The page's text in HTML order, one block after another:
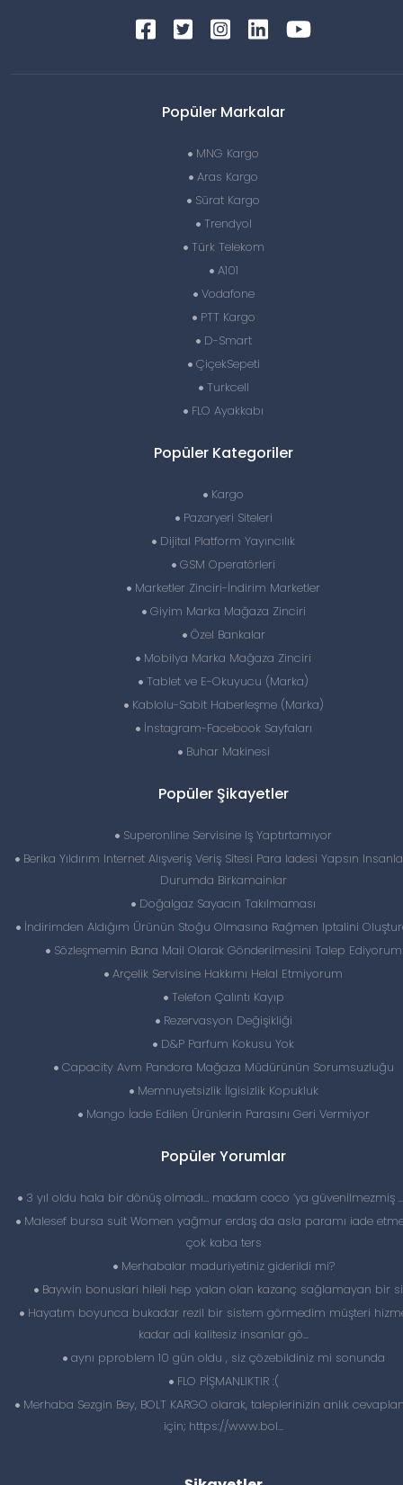
Popüler Markalar
MNG Kargo
Aras Kargo
Sürat Kargo
Trendyol
Türk Telekom
A101
Vodafone
PTT Kargo
D-Smart
ÇiçekSepeti
Turkcell
FLO Ayakkabı
Popüler Kategoriler
Kargo
Pazaryeri Siteleri
Dijital Platform Yayıncılık
GSM Operatörleri
Marketler Zinciri-İndirim Marketler
Giyim Marka Mağaza Zinciri
Özel Bankalar
Mobilya Marka Mağaza Zinciri
Tablet ve E-Okuyucu (Marka)
Kablolu-Sabit Haberleşme (Marka)
İnstagram-Facebook Sayfaları
Buhar Makinesi
Popüler Şikayetler
Superonline Servisine Iş Yaptırtamıyor
Berika Yıldırım Internet Alışveriş Veriş Sitesi Para Iadesi Yapsın
Durumda Birkamainlar
Doğalgaz Sayacın Takılmaması
İndirimden Aldığım Ürünün Stoğu Olmasına Rağmen Iptalini
Sözleşmemin Bana Mail Olarak Gönderilmesini Talep Ediyorum
Arçelik Servisine Hakkımı Helal Etmiyorum
Telefon Çalıntı Kayıp
Rezervasyon Değişikliği
D&P Parfum Kokusu Yok
Capacity Avm Pandora Mağaza Müdürünün Sorumsuzluğu
Memnuyetsizlik İlgisizlik Kopukluk
Mango İade Edilen Ürünlerin Parasını Geri Vermiyor
Popüler Yorumlar
3 yıl oldu hala bir dönüş olmadı… madam coco ‘ya güvenilmezmiş
Malesef bursa suit Women yağmur erdaş da asla paramı iade
çok kaba ters
Merhabalar maduriyetiniz giderildi mi?
Baywin bonuslari hileli hep yalan olan kazanç sağlamayan bir
Hayatım boyunca bukadar rezil bir sistem görmedim müşteri
kadar adi kalitesiz insanlar gö...
aynı pproblem 10 gün oldu , siz çözebildiniz mi sonunda
FLO PİŞMANLIKTIR :(
Merhaba Sezgin Bey, BOLT KARGO olarak, taleplerinizin anlık
için; https://www.bol...